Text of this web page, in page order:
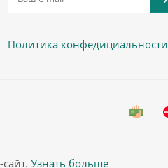
Политика конфедициальности
Узнать больше